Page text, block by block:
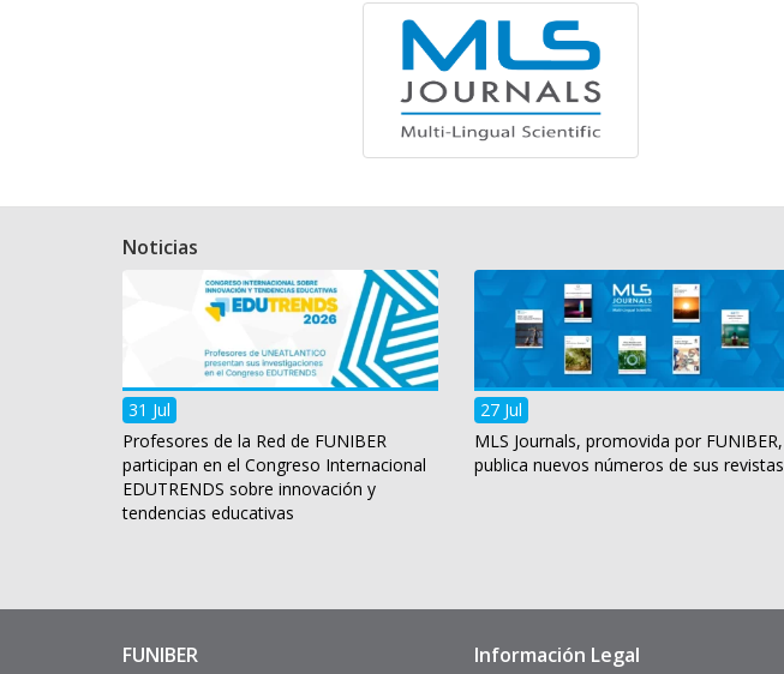
Noticias
31 Jul
Profesores de la Red de FUNIBER
participan en el Congreso Internacional
EDUTRENDS sobre innovación y
tendencias educativas
27 Jul
MLS Journals, promovida por FUNIBER,
publica nuevos números de sus revistas
Enlaces
FUNIBER
Pie
Información Legal